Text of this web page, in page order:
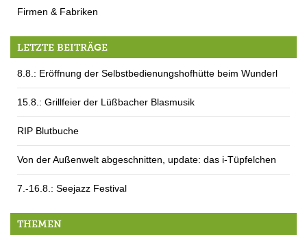
Firmen & Fabriken
LETZTE BEITRÄGE
8.8.: Eröffnung der Selbstbedienungshofhütte beim Wunderl
15.8.: Grillfeier der Lüßbacher Blasmusik
RIP Blutbuche
Von der Außenwelt abgeschnitten, update: das i-Tüpfelchen
7.-16.8.: Seejazz Festival
THEMEN